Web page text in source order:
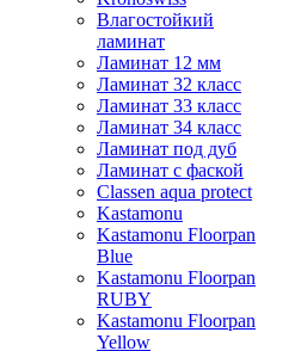
Влагостойкий
ламинат
Ламинат 12 мм
Ламинат 32 класс
Ламинат 33 класс
Ламинат 34 класс
Ламинат под дуб
Ламинат с фаской
Classen aqua protect
Kastamonu
Kastamonu Floorpan
Blue
Kastamonu Floorpan
RUBY
Kastamonu Floorpan
Yellow